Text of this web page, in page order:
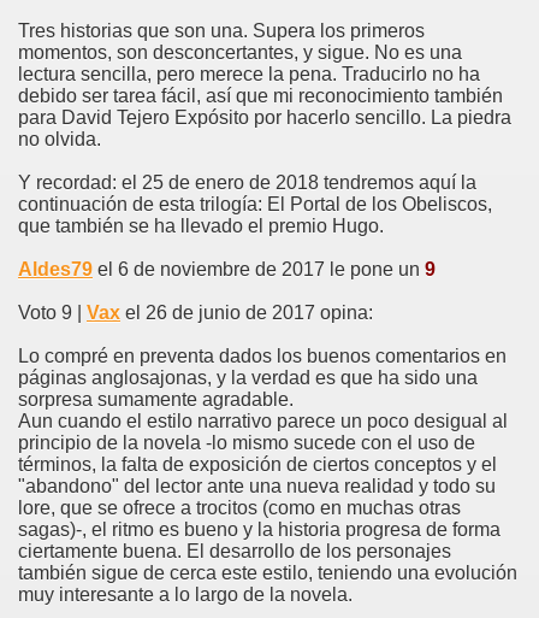
Tres historias que son una. Supera los primeros
momentos, son desconcertantes, y sigue. No es una
lectura sencilla, pero merece la pena. Traducirlo no ha
debido ser tarea fácil, así que mi reconocimiento también
para David Tejero Expósito por hacerlo sencillo. La piedra
no olvida.
Y recordad: el 25 de enero de 2018 tendremos aquí la
continuación de esta trilogía: El Portal de los Obeliscos,
que también se ha llevado el premio Hugo.
Aldes79 el 6 de noviembre de 2017 le pone un 9
Voto 9 | Vax el 26 de junio de 2017 opina:
Lo compré en preventa dados los buenos comentarios en
páginas anglosajonas, y la verdad es que ha sido una
sorpresa sumamente agradable.
Aun cuando el estilo narrativo parece un poco desigual al
principio de la novela -lo mismo sucede con el uso de
términos, la falta de exposición de ciertos conceptos y el
"abandono" del lector ante una nueva realidad y todo su
lore, que se ofrece a trocitos (como en muchas otras
sagas)-, el ritmo es bueno y la historia progresa de forma
ciertamente buena. El desarrollo de los personajes
también sigue de cerca este estilo, teniendo una evolución
muy interesante a lo largo de la novela.